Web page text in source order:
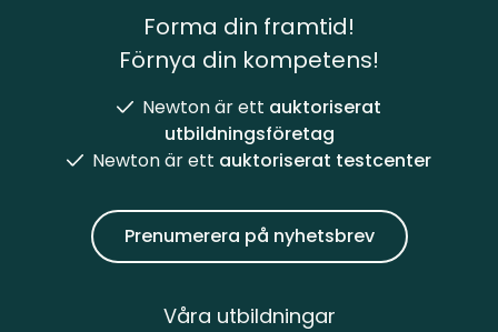
Forma din framtid!
Förnya din kompetens!
Newton är ett auktoriserat
utbildningsföretag
Newton är ett auktoriserat testcenter
Prenumerera på nyhetsbrev
Våra utbildningar